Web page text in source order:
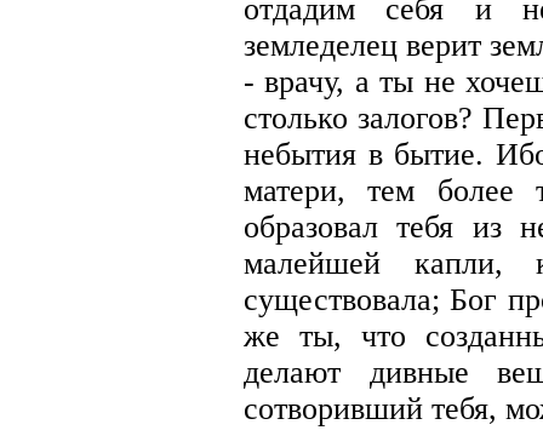
отдадим себя и
земледелец верит
- врачу, а ты не
столько залогов?
небытия в бытие.
матери, тем
образовал тебя из
малейшей капли,
существовала; Бог
же ты, что
делают дивные
сотворивший тебя,